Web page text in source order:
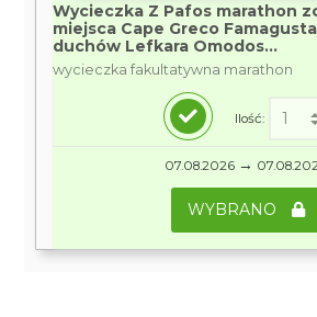
Wycieczka Z Pafos marathon
miejsca Cape Greco
duchów Lefkara Omodos...
wycieczka fakultatywna marathon
Ilość:
07.08.2026 →
WYBRANO